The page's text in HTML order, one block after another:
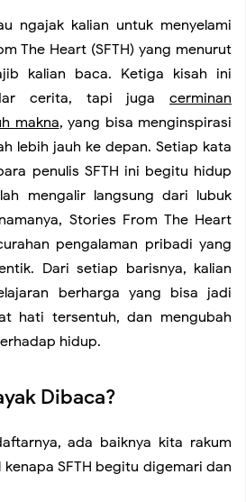
yang Diambil TikTok?
Kompas Hidup
Yes, You!
Penerang Realitas
Kunci Kebebasan
dari Sebuah Pola
Diri Sendiri
Present
So You Can Prepare
ngajak kalian untuk menyelami
The Heart (SFTH) yang menurut
kalian baca. Ketiga kisah ini
cerita, tapi juga cerminan
makna, yang bisa menginspirasi
lebih jauh ke depan. Setiap kata
penulis SFTH ini begitu hidup
mengalir langsung dari lubuk
Stories From The Heart
pengalaman pribadi yang
Dari setiap barisnya, kalian
berharga yang bisa jadi
hati tersentuh, dan mengubah
hidup.
Dibaca?
ada baiknya kita rakum
SFTH begitu digemari dan